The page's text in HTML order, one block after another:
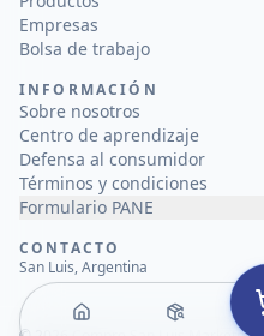
Empresas
Bolsa de trabajo
INFORMACIÓN
Sobre nosotros
Centro de aprendizaje
Defensa al consumidor
Términos y condiciones
Formulario PANE
CONTACTO
San Luis, Argentina